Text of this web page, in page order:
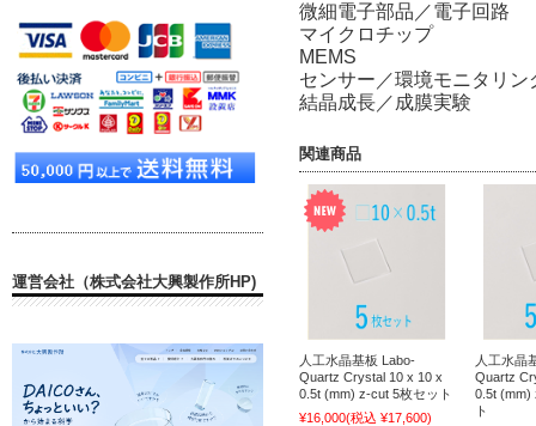
微細電子部品／電子回路
マイクロチップ
MEMS
センサー／環境モニタリ
結晶成長／成膜実験
関連商品
人工水晶基板 Labo-
Quartz Crystal 10 x 10 x
0.5t (mm) z-cut 5枚セット
¥16,000(税込 ¥17,600)
人工水晶
Quartz
0.5t (mm)
ト
運営会社（株式会社大興製作所HP)